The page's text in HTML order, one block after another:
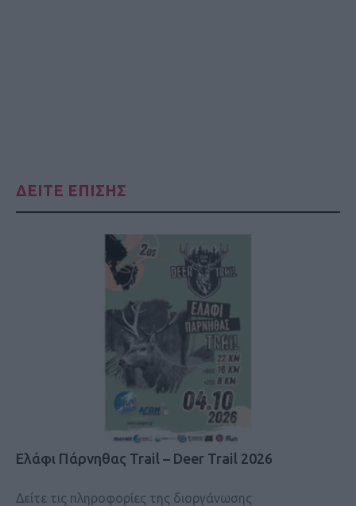
ΔΕΙΤΕ ΕΠΙΣΗΣ
Ελάφι Πάρνηθας Trail – Deer Trail 2026
Δείτε τις πληροφορίες της διοργάνωσης